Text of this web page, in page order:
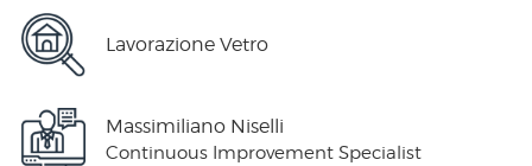
Lavorazione Vetro
Massimiliano Niselli
Continuous Improvement Specialist